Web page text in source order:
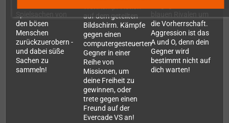
den bösen
Menschen
zurückzuerobern -
und dabei süße
Sachen zu
sammeln!
Wettkampf-Action
auf dem geteilten
Bildschirm. Kämpfe
gegen einen
computergesteuerten
Gegner in einer
Reihe von
Missionen, um
deine Freiheit zu
gewinnen, oder
trete gegen einen
Freund auf der
Evercade VS an!
die Vorherrschaft.
Aggression ist das
A und O, denn dein
Gegner wird
bestimmt nicht auf
dich warten!